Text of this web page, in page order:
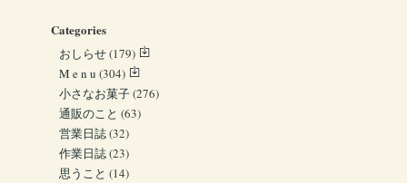
Categories
おしらせ(179)
M e n u (304)
小さなお菓子(276)
通販のこと (63)
営業日誌(32)
作業日誌(23)
思うこと (14)